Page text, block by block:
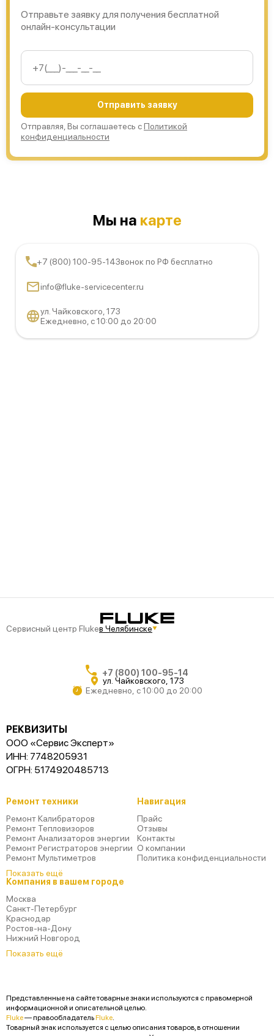
Отправьте заявку для получения бесплатной
онлайн-консультации
Отправить заявку
Отправляя, Вы соглашаетесь сПолитикой
конфиденциальности
Мы на карте
+7 (800) 100-95-14Звонок по РФ бесплатно
info@fluke-servicecenter.ru
ул. Чайковского, 173
Ежедневно, с 10:00 до 20:00
Сервисный центр Flukeв Челябинске
+7 (800) 100-95-14
ул. Чайковского, 173
Ежедневно, с 10:00 до 20:00
РЕКВИЗИТЫ
ООО «Сервис Эксперт»
ИНН: 7748205931
ОГРН: 5174920485713
Ремонт техники
Ремонт Калибраторов
Ремонт Тепловизоров
Ремонт Анализаторов энергии
Ремонт Регистраторов энергии
Ремонт Мультиметров
Показать ещё
Компания в вашем городе
Москва
Санкт-Петербург
Краснодар
Ростов-на-Дону
Нижний Новгород
Показать ещё
Навигация
Прайс
Отзывы
Контакты
О компании
Политика конфиденциальности
Представленные на сайте товарные знаки используются с правомерной
информационной и описательной целью.
Fluke— правообладательFluke
Товарный знак используется с целью описания товаров, в отношении